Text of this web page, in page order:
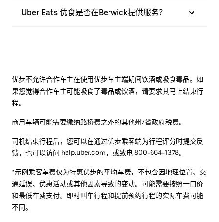
Uber Eats 优食是否在Berwick提供服务？
优步不允许合作车主在使用优步车主端期间饮酒或吸食毒品。如
果您觉得合作车主可能吸食了毒品或饮酒，请要求其马上结束行
程。
商用车辆可能需要缴纳路桥费之外的其他州/省政府税费。
司机结束行程后，您可以在通过优步乘客端为行程评分时提交反
馈，也可以访问 help.uber.com，或致电 800-664-1378。
*示例乘客车费仅为特惠优步的平均车费，不包含因地理位置、交
通延误、优惠活动或其他因素导致的变动。可能需要按照一口价
和最低车费支付。即时叫车行程和提前预约行程的实际车费可能
不同。